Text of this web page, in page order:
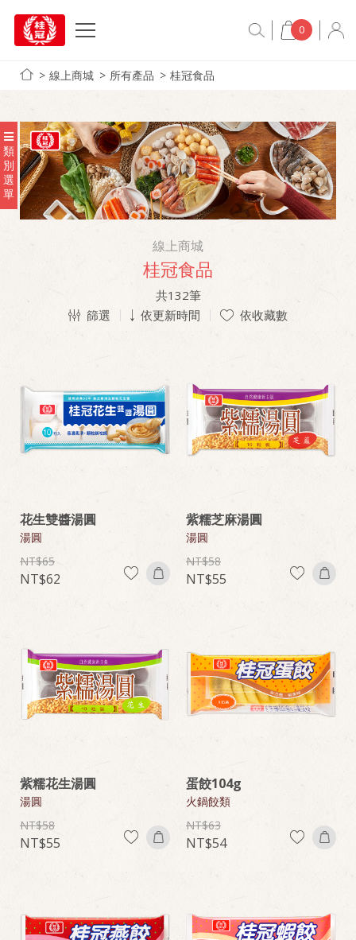
0
線上商城 所有產品 桂冠食品
類
別
選
單
線上商城
桂冠食品
共132筆
篩選
依更新時間 依收藏數
花生雙醬湯圓
湯圓
65
62
紫糯芝麻湯圓
湯圓
58
55
紫糯花生湯圓
湯圓
58
55
蛋餃104g
火鍋餃類
63
54